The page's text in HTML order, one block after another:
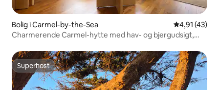
Bolig i Carmel-by-the-Sea 4,91 ud af 5
4,91 (43)
Charmerende Carmel-hytte med hav- og bjergudsigt,
Superhost
Superhost